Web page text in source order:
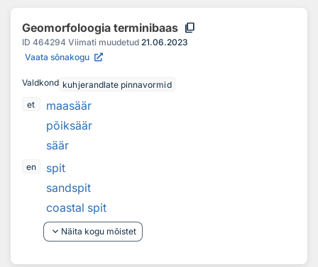
Geomorfoloogia terminibaas content_copy
ID 464294 Viimati muudetud 21.06.2023
Vaata sõnakogu
Valdkond kuhjerandlate pinnavormid
et
maasäär
põiksäär
säär
en
spit
sandspit
coastal spit
keyboard_arrow_down Näita kogu mõistet